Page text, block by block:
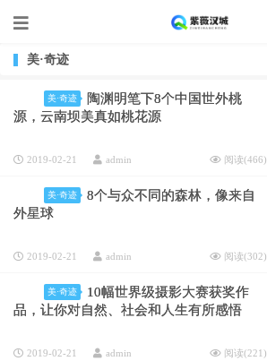
美·奇迹
美·奇迹
陶渊明笔下8个中国世外桃
源，云南坝美真如桃花源
2019-02-21 admin 阅读(466)
美·奇迹
8个与众不同的森林，像来自
外星球
2019-02-21 admin 阅读(302)
美·奇迹
10幅世界级摄影大赛获奖作
品，让你对自然、社会和人生有所感悟
2019-02-21 admin 阅读(221 )